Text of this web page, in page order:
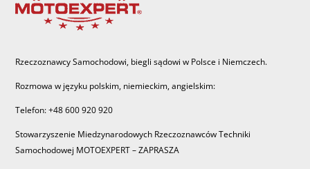
Rzeczoznawcy Samochodowi, biegli sądowi w Polsce i Niemczech.
Rozmowa w języku polskim, niemieckim, angielskim:
Telefon: +48 600 920 920
Stowarzyszenie Miedzynarodowych Rzeczoznawców Techniki
Samochodowej MOTOEXPERT – ZAPRASZA